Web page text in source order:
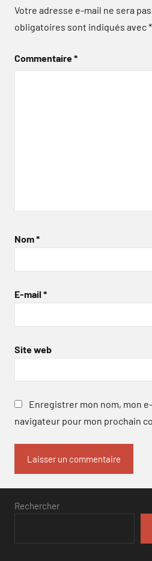
Votre adresse e-mail ne sera
obligatoires sont indiqués avec*
Commentaire*
Nom*
E-mail *
Site web
Enregistrer mon nom, mon
navigateur pour mon prochain
Rechercher